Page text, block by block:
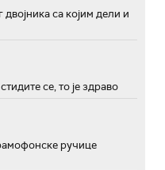
са којим дели и
се, то је здраво
ручице